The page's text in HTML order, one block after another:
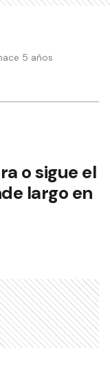
5 años
o sigue el
largo en